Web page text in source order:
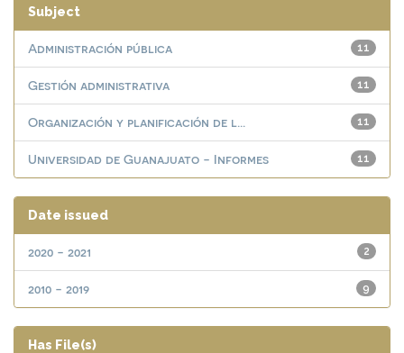
Subject
11
Administración pública
11
Gestión administrativa
11
Organización y planificación de l...
11
Universidad de Guanajuato - Informes
Date issued
2
2020 - 2021
9
2010 - 2019
Has File(s)